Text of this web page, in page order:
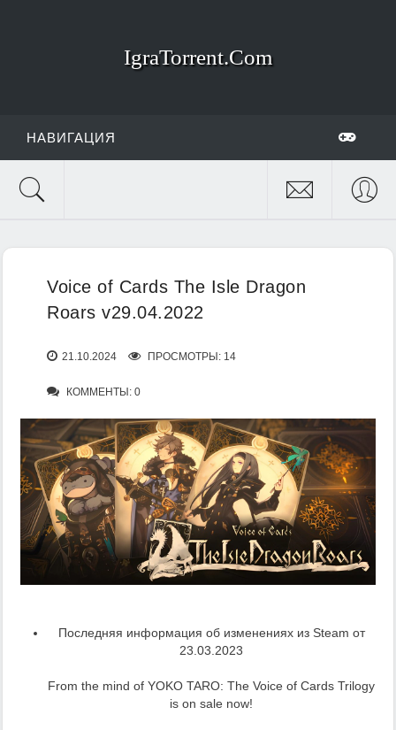
IgraTorrent.Com
НАВИГАЦИЯ
Voice of Cards The Isle Dragon
Roars v29.04.2022
21.10.2024 ПРОСМОТРЫ: 14
КОММЕНТЫ: 0
Последняя информация об изменениях из Steam от
23.03.2023
From the mind of YOKO TARO: The Voice of Cards Trilogy
is on sale now!